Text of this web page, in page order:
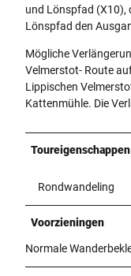
und Lönspfad (X10),
Lönspfad den
Mögliche
Velmerstot- Route
Lippischen
Kattenmühle. Die
Toureigenschappen
Rondwandeling
Voorzieningen
Normale